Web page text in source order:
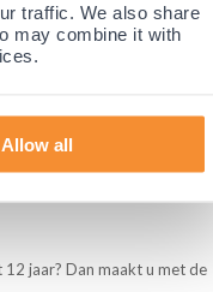
traffic. We also share
may combine it with
Allow all
blauw)
tot 12 jaar voor alle nek
jaar? Dan maakt u met de